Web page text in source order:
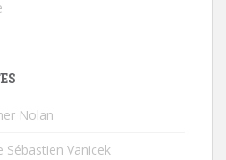
Nolan
Sébastien Vanicek